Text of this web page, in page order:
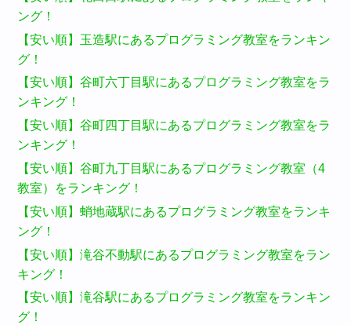
ング！
【安い順】玉造駅にあるプログラミング教室をランキン
グ！
【安い順】谷町六丁目駅にあるプログラミング教室をラ
ンキング！
【安い順】谷町四丁目駅にあるプログラミング教室をラ
ンキング！
【安い順】谷町九丁目駅にあるプログラミング教室（4
教室）をランキング！
【安い順】蛸地蔵駅にあるプログラミング教室をランキ
ング！
【安い順】滝谷不動駅にあるプログラミング教室をラン
キング！
【安い順】滝谷駅にあるプログラミング教室をランキン
グ！